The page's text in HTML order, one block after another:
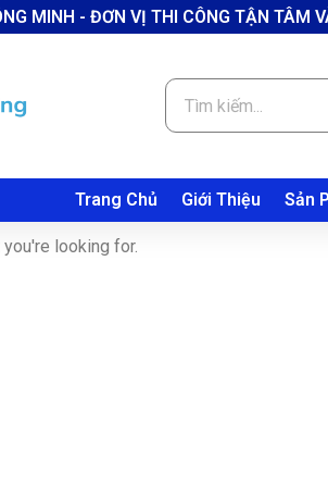
MINH - ĐƠN VỊ THI CÔNG TẬN TÂM
Trang Chủ Giới Thiệu Sản
looking for.